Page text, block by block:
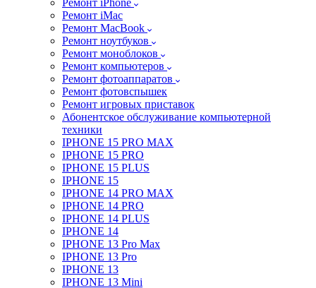
Ремонт iPhone
Ремонт iMac
Ремонт MacBook
Ремонт ноутбуков
Ремонт моноблоков
Ремонт компьютеров
Ремонт фотоаппаратов
Ремонт фотовспышек
Ремонт игровых приставок
Абонентское обслуживание компьютерной
техники
IPHONE 15 PRO MAX
IPHONE 15 PRO
IPHONE 15 PLUS
IPHONE 15
IPHONE 14 PRO MAX
IPHONE 14 PRO
IPHONE 14 PLUS
IPHONE 14
IPHONE 13 Pro Max
IPHONE 13 Pro
IPHONE 13
IPHONE 13 Mini